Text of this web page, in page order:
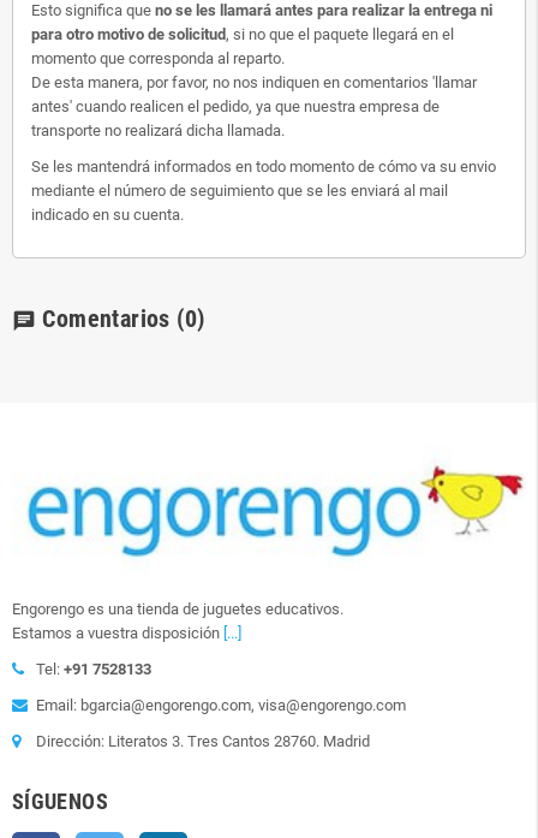
Esto significa que no se les llamará antes para realizar la entrega ni
para otro motivo de solicitud, si no que el paquete llegará en el
momento que corresponda al reparto.
De esta manera, por favor, no nos indiquen en comentarios 'llamar
antes' cuando realicen el pedido, ya que nuestra empresa de
transporte no realizará dicha llamada.
Se les mantendrá informados en todo momento de cómo va su envio
mediante el número de seguimiento que se les enviará al mail
indicado en su cuenta.
chat Comentarios (0)
Engorengo es una tienda de juguetes educativos.
Estamos a vuestra disposición [...]
Tel: +91 7528133
Email: bgarcia@engorengo.com, visa@engorengo.com
Dirección: Literatos 3. Tres Cantos 28760. Madrid
SÍGUENOS